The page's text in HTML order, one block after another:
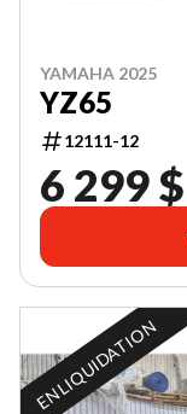
YAMAHA 2025
YZ65
12111-12
6 299 $
EN LIQUIDATION